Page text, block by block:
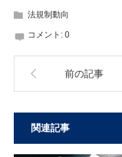
法規制動向
コメント: 0
前の記事
関連記事